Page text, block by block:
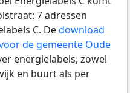
7 adressen
C. Dedownload
de gemeente Oude
energielabels, zowel
en buurt als per